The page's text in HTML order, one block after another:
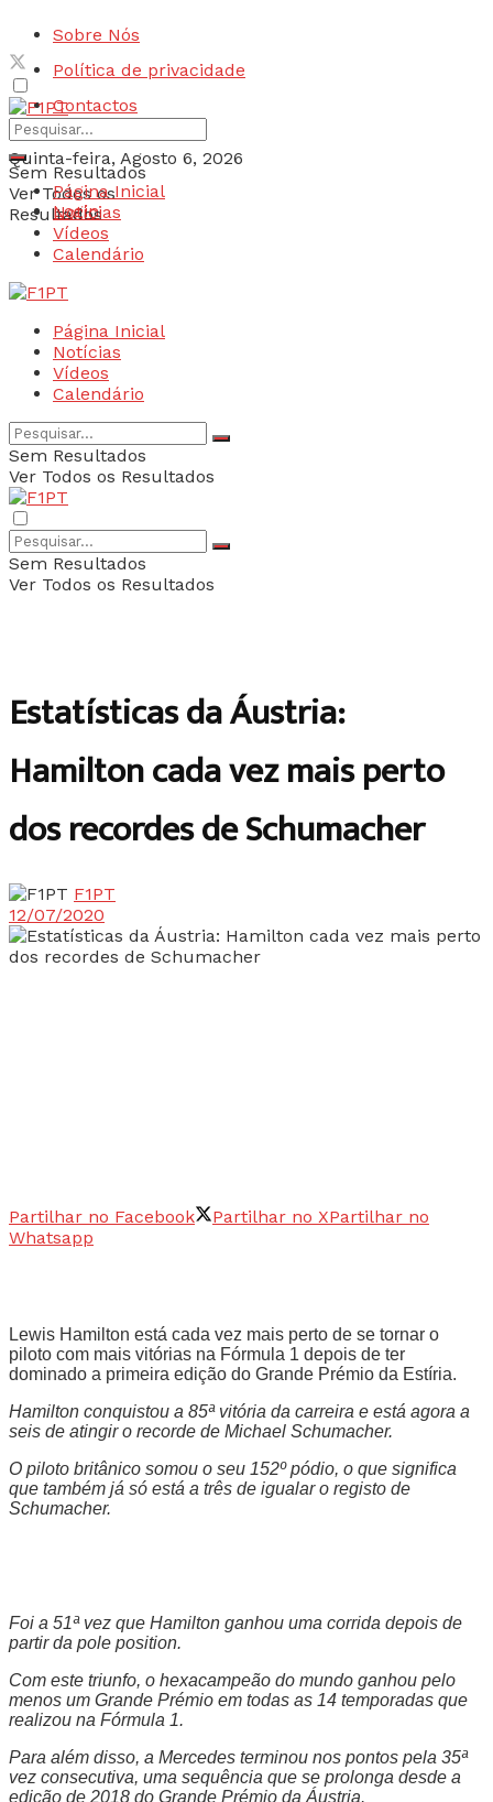
Sobre Nós
Política de privacidade
Contactos
Quinta-feira, Agosto 6, 2026
Login
Sem Resultados
Ver Todos os
Resultados
Página Inicial
Notícias
Vídeos
Calendário
Página Inicial
Notícias
Vídeos
Calendário
Sem Resultados
Ver Todos os Resultados
Sem Resultados
Ver Todos os Resultados
Estatísticas da Áustria:
Hamilton cada vez mais perto
dos recordes de Schumacher
F1PT
12/07/2020
Partilhar no Facebook Partilhar no XPartilhar no
Whatsapp
Lewis Hamilton está cada vez mais perto de se tornar o
piloto com mais vitórias na Fórmula 1 depois de ter
dominado a primeira edição do Grande Prémio da Estíria.
Hamilton conquistou a 85ª vitória da carreira e está agora a
seis de atingir o recorde de Michael Schumacher.
O piloto britânico somou o seu 152º pódio, o que significa
que também já só está a três de igualar o registo de
Schumacher.
Foi a 51ª vez que Hamilton ganhou uma corrida depois de
partir da pole position.
Com este triunfo, o hexacampeão do mundo ganhou pelo
menos um Grande Prémio em todas as 14 temporadas que
realizou na Fórmula 1.
Para além disso, a Mercedes terminou nos pontos pela 35ª
vez consecutiva, uma sequência que se prolonga desde a
edição de 2018 do Grande Prémio da Áustria.